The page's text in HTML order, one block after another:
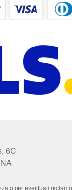
6C
per eventuali reclami)